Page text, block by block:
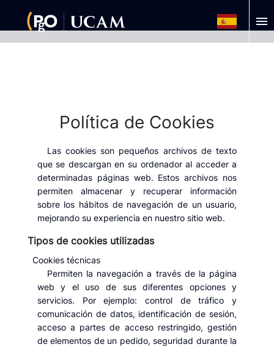
menu
Política de Cookies
Las cookies son pequeños archivos de texto
que se descargan en su ordenador al acceder a
determinadas páginas web. Estos archivos nos
permiten almacenar y recuperar información
sobre los hábitos de navegación de un usuario,
mejorando su experiencia en nuestro sitio web.
Tipos de cookies utilizadas
Cookies técnicas
Permiten la navegación a través de la página
web y el uso de sus diferentes opciones y
servicios. Por ejemplo: control de tráfico y
comunicación de datos, identificación de sesión,
acceso a partes de acceso restringido, gestión
de elementos de un pedido, seguridad durante la